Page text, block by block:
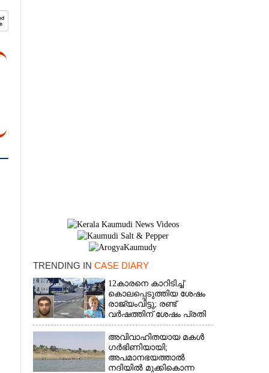
TRENDING IN CASE DIARY
12കാരനെ കാറിടിച്ച്
കൊലപ്പെടുത്തിയ ശേഷം
രാജ്യംവിട്ടു; രണ്ട്
വർഷത്തിന് ശേഷം പ്രതി
പിടിയിൽ
അവിവാഹിതയായ മകൾ
ഗർഭിണിയായി;
അപമാനഭയത്താൽ
നദിയിൽ മുക്കികൊന്ന